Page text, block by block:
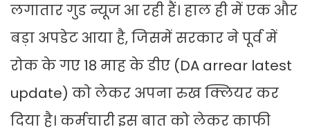
लगातार गुड न्यूज आ रही हैं। हाल ही में एक और
बड़ा अपडेट आया है, जिसमें सरकार ने पूर्व में
रोक के गए 18 माह के डीए (DA arrear latest
update) को लेकर अपना रुख क्लियर कर
दिया है। कर्मचारी इस बात को लेकर काफी